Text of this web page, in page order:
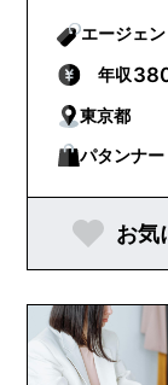
エージェント
ビューテ
年収
東京都
パタンナー
お気